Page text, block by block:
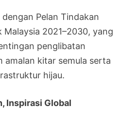
Pelan Tindakan
Malaysia 2021–2030, yang
penglibatan
amalan kitar semula serta
hijau.
Inspirasi Global